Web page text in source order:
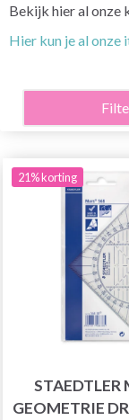
Bekijk hier al onze
Hier kun je al onze
21% korting
STAEDTLER
GEOMETRIE